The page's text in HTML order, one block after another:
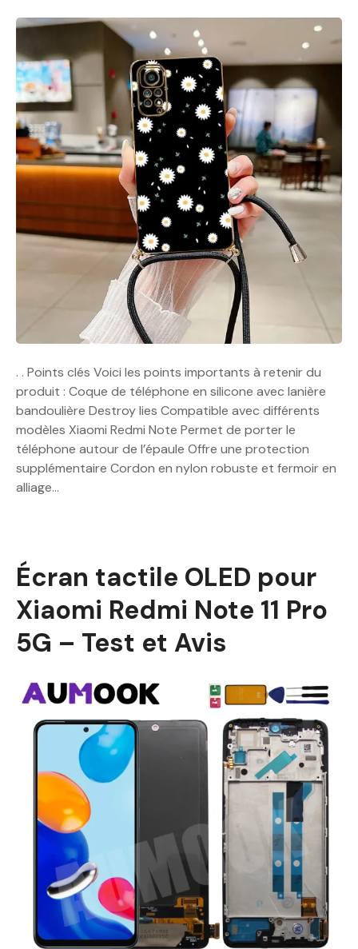
. . Points clés Voici les points importants à retenir du
produit : Coque de téléphone en silicone avec lanière
bandoulière Destroy Iies Compatible avec différents
modèles Xiaomi Redmi Note Permet de porter le
téléphone autour de l’épaule Offre une protection
supplémentaire Cordon en nylon robuste et fermoir en
alliage…
Écran tactile OLED pour
Xiaomi Redmi Note 11 Pro
5G – Test et Avis